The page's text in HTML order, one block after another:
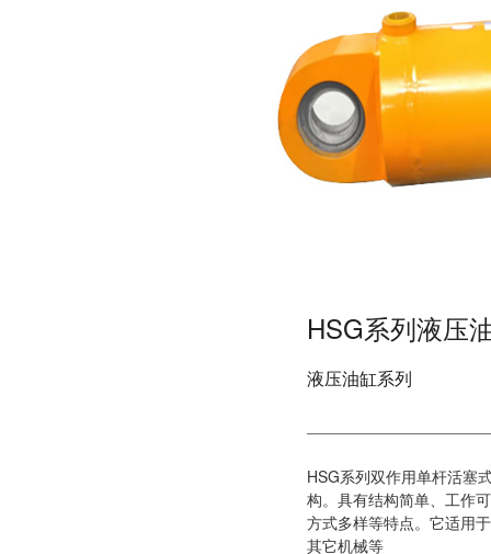
HSG系列液压
液压油缸系列
HSG系列双作用单杆活塞
构。具有结构简单、工作
方式多样等特点。它适用
其它机械等